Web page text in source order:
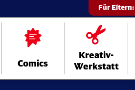
Comics
Kreativ-
Werkstatt
Für Eltern: